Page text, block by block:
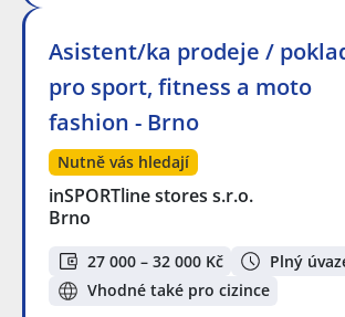
Asistent/ka prodeje /
pro sport, fitness a moto
fashion - Brno
Nutně vás hledají
inSPORTline stores s.r.o.
Brno
27 000 – 32 000 Kč
Plný
Vhodné také pro cizince